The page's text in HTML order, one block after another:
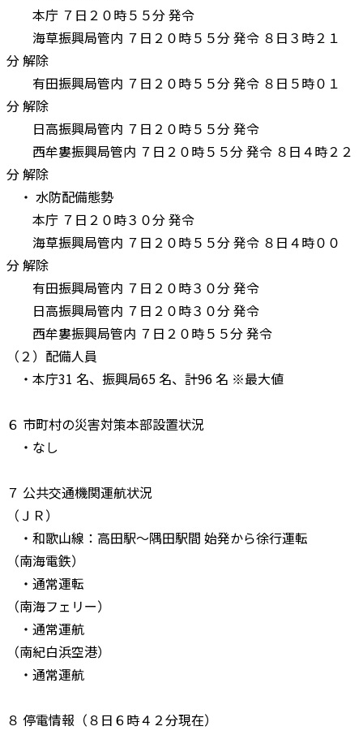
本庁 ７日２０時５５分 発令
海草振興局管内 ７日２０時５５分 発令 ８日３時２１
分 解除
有田振興局管内 ７日２０時５５分 発令 ８日５時０１
分 解除
日高振興局管内 ７日２０時５５分 発令
西牟婁振興局管内 ７日２０時５５分 発令 ８日４時２２
分 解除
・ 水防配備態勢
本庁 ７日２０時３０分 発令
海草振興局管内 ７日２０時５５分 発令 ８日４時００
分 解除
有田振興局管内 ７日２０時３０分 発令
日高振興局管内 ７日２０時３０分 発令
西牟婁振興局管内 ７日２０時５５分 発令
（２）配備人員
・本庁31 名、振興局65 名、計96 名 ※最大値
６ 市町村の災害対策本部設置状況
・なし
７ 公共交通機関運航状況
（ＪＲ）
・和歌山線：高田駅～隅田駅間 始発から徐行運転
（南海電鉄）
・通常運転
（南海フェリー）
・通常運航
（南紀白浜空港）
・通常運航
８ 停電情報（８日６時４２分現在）